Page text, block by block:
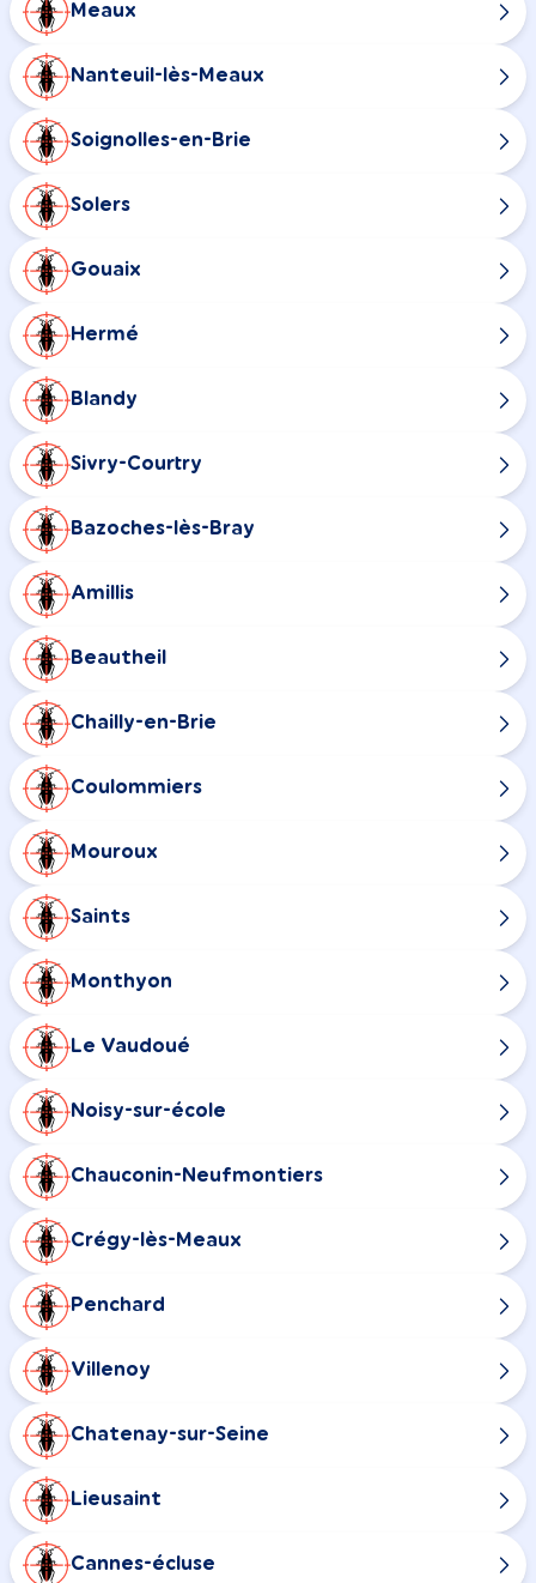
Meaux
Nanteuil-lès-Meaux
Soignolles-en-Brie
Solers
Gouaix
Hermé
Blandy
Sivry-Courtry
Bazoches-lès-Bray
Amillis
Beautheil
Chailly-en-Brie
Coulommiers
Mouroux
Saints
Monthyon
Le Vaudoué
Noisy-sur-école
Chauconin-Neufmontiers
Crégy-lès-Meaux
Penchard
Villenoy
Chatenay-sur-Seine
Lieusaint
Cannes-écluse